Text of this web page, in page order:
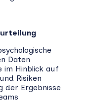
Daten
im Hinblick auf
Risiken
der Ergebnisse